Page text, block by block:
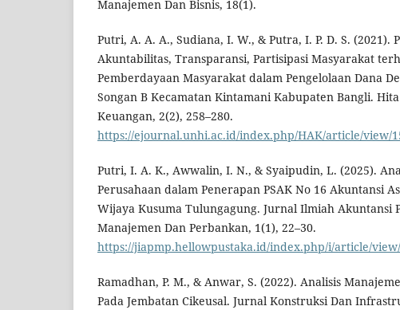
Manajemen Dan Bisnis, 18(1).
Putri, A. A. A., Sudiana, I. W., & Putra, I. P. D. S. (2021).
Akuntabilitas, Transparansi, Partisipasi Masyarakat
Pemberdayaan Masyarakat dalam Pengelolaan Dana
Songan B Kecamatan Kintamani Kabupaten Bangli.
Keuangan, 2(2), 258–280.
https://ejournal.unhi.ac.id/index.php/HAK/article/view/
Putri, I. A. K., Awwalin, I. N., & Syaipudin, L. (2025).
Perusahaan dalam Penerapan PSAK No 16 Akuntansi
Wijaya Kusuma Tulungagung. Jurnal Ilmiah Akuntansi
Manajemen Dan Perbankan, 1(1), 22–30.
https://jiapmp.hellowpustaka.id/index.php/i/article/
Ramadhan, P. M., & Anwar, S. (2022). Analisis
Pada Jembatan Cikeusal. Jurnal Konstruksi Dan